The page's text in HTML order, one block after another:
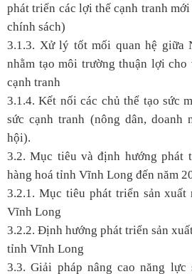
phát triển các lợi thế cạnh tranh
chính sách)
3.1.3. Xử lý tốt mối quan hệ giữa
nhằm tạo môi trường thuận lợi cho
cạnh tranh
3.1.4. Kết nối các chủ thể tạo sức
sức cạnh tranh (nông dân, doanh
hội).
3.2. Mục tiêu và định hướng phát
hàng hoá tỉnh Vĩnh Long đến năm
3.2.1. Mục tiêu phát triển sản xuất
Vĩnh Long
3.2.2. Định hướng phát triển sản
tỉnh Vĩnh Long
3.3. Giải pháp nâng cao năng lực